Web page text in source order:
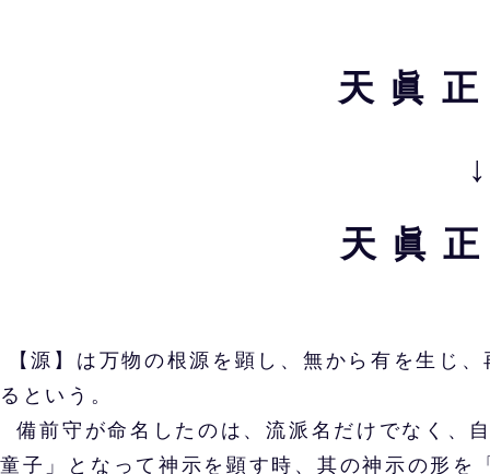
天 眞 正
↓
天 眞
【源】は万物の根源を顕し、無から有を生じ
るという。
備前守が命名したのは、流派名だけでなく、
童子」となって神示を顕す時、其の神示の形